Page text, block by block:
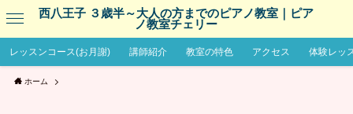
西八王子 ３歳半～大人の方までのピアノ教室｜ピア
ノ教室チェリー
レッスンコース(お月謝) 講師紹介 教室の特色 アクセス 体験レッ
ホーム